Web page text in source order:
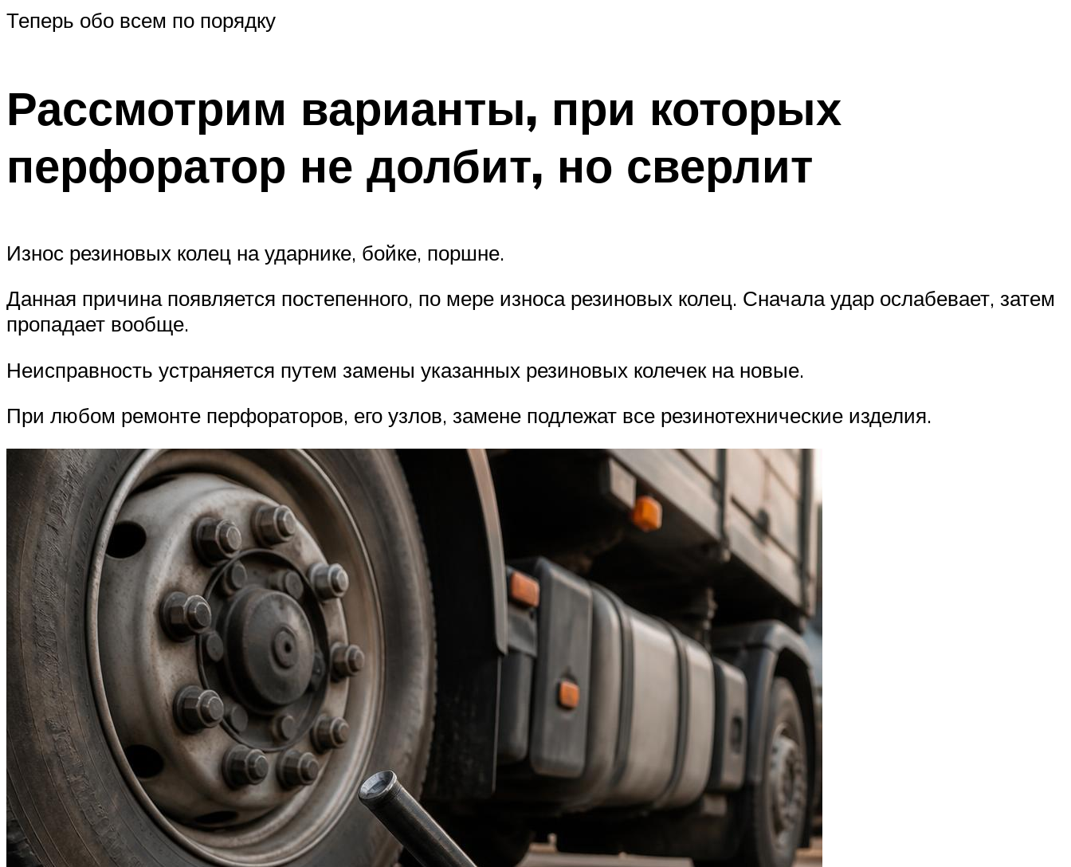
Теперь обо всем по порядку
Рассмотрим варианты, при которых
перфоратор не долбит, но сверлит
Износ резиновых колец на ударнике, бойке, поршне.
Данная причина появляется постепенного, по мере износа резиновых колец. Сначала удар ослабевает, затем
пропадает вообще.
Неисправность устраняется путем замены указанных резиновых колечек на новые.
При любом ремонте перфораторов, его узлов, замене подлежат все резинотехнические изделия.